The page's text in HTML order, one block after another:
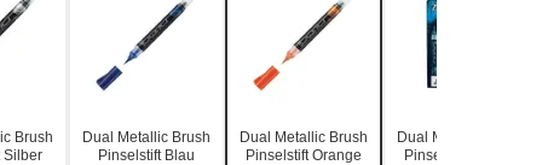
Brush
Silber
Dual Metallic Brush
Pinselstift Blau
Dual Metallic Brush
Pinselstift Orange
Dual Metallic Brush
Pinselstift 8er Set